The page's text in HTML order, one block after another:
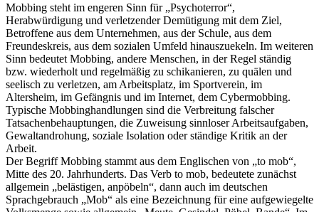
Mobbing steht im engeren Sinn für „Psychoterror“,
Herabwürdigung und verletzender Demütigung mit dem Ziel,
Betroffene aus dem Unternehmen, aus der Schule, aus dem
Freundeskreis, aus dem sozialen Umfeld hinauszuekeln. Im weiteren
Sinn bedeutet Mobbing, andere Menschen, in der Regel ständig
bzw. wiederholt und regelmäßig zu schikanieren, zu quälen und
seelisch zu verletzen, am Arbeitsplatz, im Sportverein, im
Altersheim, im Gefängnis und im Internet, dem Cybermobbing.
Typische Mobbinghandlungen sind die Verbreitung falscher
Tatsachenbehauptungen, die Zuweisung sinnloser Arbeitsaufgaben,
Gewaltandrohung, soziale Isolation oder ständige Kritik an der
Arbeit.
Der Begriff Mobbing stammt aus dem Englischen von „to mob“,
Mitte des 20. Jahrhunderts. Das Verb to mob, bedeutete zunächst
allgemein „belästigen, anpöbeln“, dann auch im deutschen
Sprachgebrauch „Mob“ als eine Bezeichnung für eine aufgewiegelte